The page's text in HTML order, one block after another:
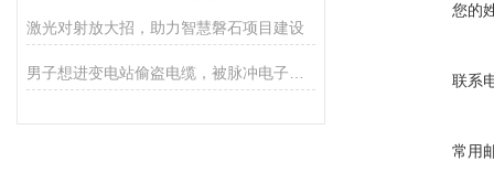
激光对射放大招，助力智慧磐石项目建设
您的
联系
常用